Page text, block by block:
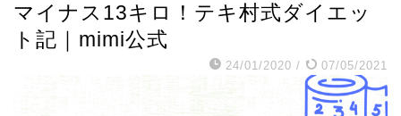
マイナス13キロ！テキ村式ダイエッ
ト記｜mimi公式
24/01/2020 / 07/05/2021